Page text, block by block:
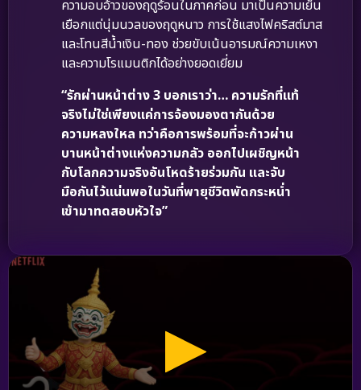
ความอบอ้าวของฤดูร้อนในภาคก่อน มาเป็นความเย็น
เยือกแต่นุ่มนวลของฤดูหนาว การใช้แสงไฟคริสต์มาส
และโทนสีน้ำเงิน-ทอง ช่วยขับเน้นอารมณ์ความเหงา
และความโรแมนติกได้อย่างยอดเยี่ยม
“รักผ่านหน้าต่าง 3 บอกเราว่า… ความรักที่แท้
จริงไม่ใช่เพียงแค่การจ้องมองตากันด้วย
ความหลงใหล ทว่าคือการพร้อมที่จะก้าวผ่าน
บานหน้าต่างแห่งความกลัว ออกไปเผชิญหน้า
กับโลกความจริงอันโหดร้ายร่วมกัน และจับ
มือกันไว้แน่นพอในวันที่พายุชีวิตพัดกระหน่ำ
เข้ามาทดสอบหัวใจ”